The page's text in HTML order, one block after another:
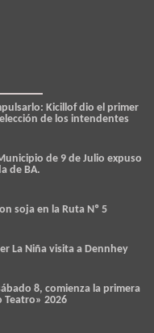
Kicillof dio el primer
de los intendentes
de 9 de Julio expuso
de BA.
soja en la Ruta Nº 5
La Niña visita a Dennhey
8, comienza la primera
Teatro» 2026